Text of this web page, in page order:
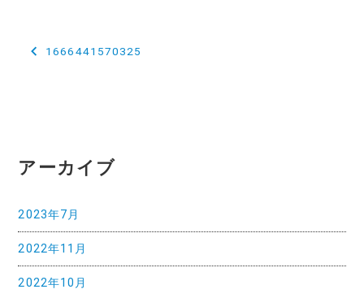
投
ゲ
シ
ョ
ン
1666441570325
アーカイブ
2023年7月
2022年11月
2022年10月